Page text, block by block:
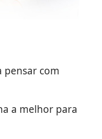
pensar com
a melhor para